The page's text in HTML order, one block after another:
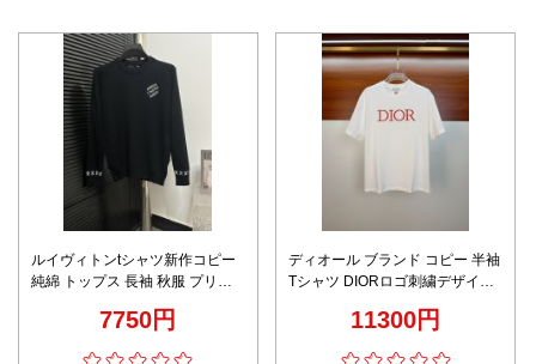
ルイヴィトンtシャツ新作コピー
純綿 トップス 長袖 秋服 プリン
7750円
ディオール ブランド コピー 半袖
Tシャツ DIORロゴ刺繍デザイン
11300円